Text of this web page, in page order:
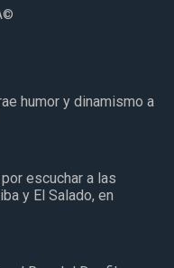
humor y dinamismo a
escuchar a las
y El Salado, en